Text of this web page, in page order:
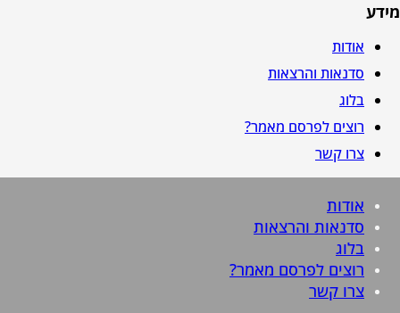
מידע
אודות
סדנאות והרצאות
בלוג
רוצים לפרסם מאמר?
צרו קשר
אודות
סדנאות והרצאות
בלוג
רוצים לפרסם מאמר?
צרו קשר